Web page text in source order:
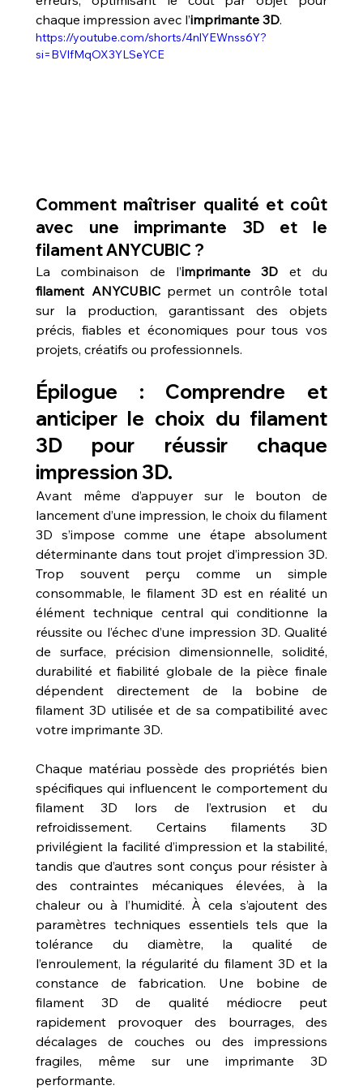
chaque impression avec l’imprimante 3D.
https://youtube.com/shorts/4nlYEWnss6Y?
si=BVlfMqOX3YLSeYCE
Comment maîtriser qualité et coût
avec une imprimante 3D et le
filament ANYCUBIC ?
La combinaison de l’imprimante 3D
filament ANYCUBIC permet un contrôle total
sur la production, garantissant des objets
précis, fiables et économiques pour tous vos
projets, créatifs ou professionnels.
Épilogue : Comprendre et
anticiper le choix du filament
3D pour réussir chaque
impression 3D.
Avant même d’appuyer sur le bouton de
lancement d’une impression, le choix du filament
3D s’impose comme une étape absolument
déterminante dans tout projet d’impression 3D.
Trop souvent perçu comme un simple
consommable, le filament 3D est en réalité un
élément technique central qui conditionne la
réussite ou l’échec d’une impression 3D. Qualité
de surface, précision dimensionnelle, solidité,
durabilité et fiabilité globale de la pièce finale
dépendent directement de la bobine de
filament 3D utilisée et de sa compatibilité avec
votre imprimante 3D.
Chaque matériau possède des propriétés bien
spécifiques qui influencent le comportement du
filament 3D lors de l’extrusion et du
refroidissement. Certains filaments 3D
privilégient la facilité d’impression et la stabilité,
tandis que d’autres sont conçus pour résister à
des contraintes mécaniques élevées, à la
chaleur ou à l’humidité. À cela s’ajoutent des
paramètres techniques essentiels tels que la
tolérance du diamètre, la qualité de
l’enroulement, la régularité du filament 3D et la
constance de fabrication. Une bobine de
filament 3D de qualité médiocre peut
rapidement provoquer des bourrages, des
décalages de couches ou des impressions
fragiles, même sur une imprimante 3D
performante.